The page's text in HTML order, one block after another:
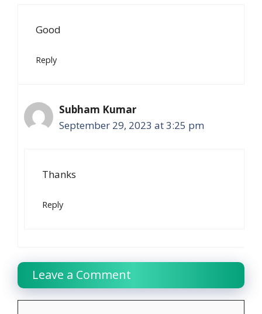
Good
Reply
Subham Kumar
September 29, 2023 at 3:25 pm
Thanks
Reply
Leave a Comment